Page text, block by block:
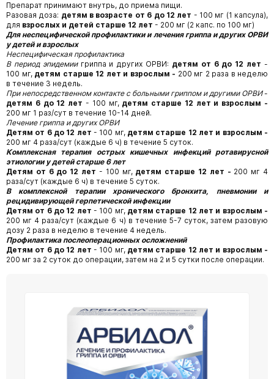
Препарат принимают внутрь, до приема пищи.
Разовая доза: детям в возрасте от 6 до 12 лет - 100 мг (1 капсула),
для взрослых и детей старше 12 лет - 200 мг (2 капс. по 100 мг)
Для неспецифической профилактики и лечения гриппа и других ОРВИ
у детей и взрослых
Неспецифическая профилактика
В период эпидемиигриппа и других ОРВИ: детям от 6 до 12 лет -
100 мг,детям старше 12 лет и взрослым - 200 мг 2 раза в неделю
в течение 3 недель.
При непосредственном контакте с больными гриппом и другими ОРВИ-
детям 6 до 12 лет - 100 мг, детям старше 12 лет и взрослым -
200 мг 1 раз/сут в течение 10-14 дней.
Лечение гриппа и других ОРВИ
Детям от 6 до 12 лет - 100 мг, детям старше 12 лет и взрослым -
200 мг 4 раза/сут (каждые 6 ч) в течение 5 суток.
Комплексная терапия острых кишечных инфекций ротавирусной
этиологии у детей старше 6 лет
Детям от 6 до 12 лет - 100 мг, детям старше 12 лет - 200 мг 4
раза/сут (каждые 6 ч) в течение 5 суток.
В комплексной терапии хронического бронхита, пневмонии и
рецидивирующей герпетической инфекции
Детям от 6 до 12 лет - 100 мг, детям старше 12 лет и взрослым -
200 мг 4 раза/сут (каждые 6 ч) в течение 5-7 суток, затем разовую
дозу 2 раза в неделю в течение 4 недель.
Профилактика послеоперационных осложнений
Детям от 6 до 12 лет - 100 мг, детям старше 12 лет и взрослым -
200 мг за 2 суток до операции, затем на 2 и 5 сутки после операции.